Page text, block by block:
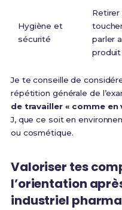
Hygiène et
sécurité
Retirer
parler
produit
Je te conseille de
répétition générale de
de travailler « comme en
J, que ce soit en
ou cosmétique.
Valoriser tes
l’orientation
industriel